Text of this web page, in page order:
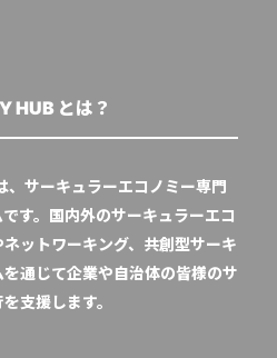
HUB とは？
サーキュラーエコノミー専門
す。国内外のサーキュラーエコ
ットワーキング、共創型サーキ
通じて企業や自治体の皆様のサ
支援します。